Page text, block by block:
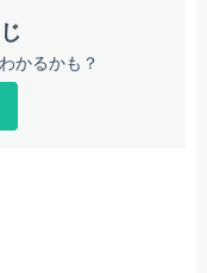
かるかも？